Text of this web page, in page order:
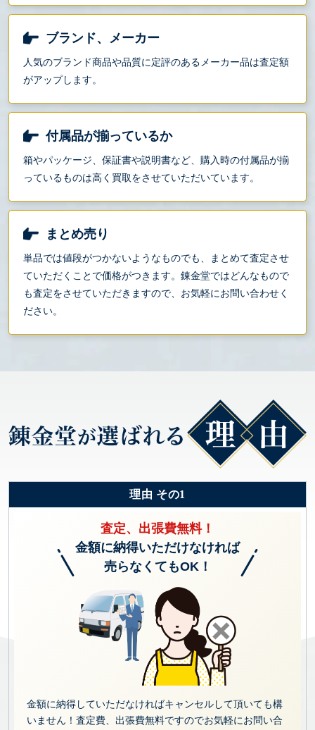
ブランド、メーカー
人気のブランド商品や品質に定評のあるメーカー品は査定額
がアップします。
付属品が揃っているか
箱やパッケージ、保証書や説明書など、購入時の付属品が揃
っているものは高く買取をさせていただいています。
まとめ売り
単品では値段がつかないようなものでも、まとめて査定させ
ていただくことで価格がつきます。錬金堂ではどんなもので
も査定をさせていただきますので、お気軽にお問い合わせく
ださい。
理由 その1
査定、出張費無料！
金額に納得いただけなければ
売らなくてもOK！
金額に納得していただなければキャンセルして頂いても構
いません！査定費、出張費無料ですのでお気軽にお問い合